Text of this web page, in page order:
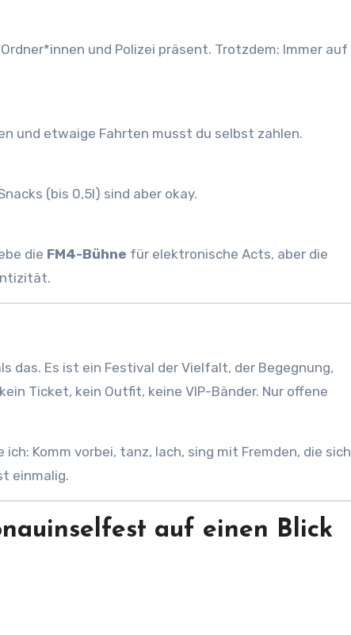
und Polizei präsent. Trotzdem: Immer auf
und etwaige Fahrten musst du selbst zahlen.
(bis 0,5l) sind aber okay.
die FM4-Bühne für elektronische Acts, aber die
das. Es ist ein Festival der Vielfalt, der Begegnung,
Ticket, kein Outfit, keine VIP-Bänder. Nur offene
Komm vorbei, tanz, lach, sing mit Fremden, die sich
einmalig.
auf einen Blick